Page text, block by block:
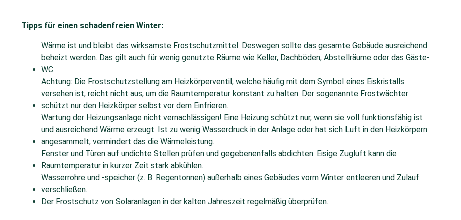
Tipps für einen schadenfreien Winter:
Wärme ist und bleibt das wirksamste Frostschutzmittel. Deswegen sollte das gesamte Gebäude ausreichend
beheizt werden. Das gilt auch für wenig genutzte Räume wie Keller, Dachböden, Abstellräume oder das Gäste-
WC.
Achtung: Die Frostschutzstellung am Heizkörperventil, welche häufig mit dem Symbol eines Eiskristalls
versehen ist, reicht nicht aus, um die Raumtemperatur konstant zu halten. Der sogenannte Frostwächter
schützt nur den Heizkörper selbst vor dem Einfrieren.
Wartung der Heizungsanlage nicht vernachlässigen! Eine Heizung schützt nur, wenn sie voll funktionsfähig ist
und ausreichend Wärme erzeugt. Ist zu wenig Wasserdruck in der Anlage oder hat sich Luft in den Heizkörpern
angesammelt, vermindert das die Wärmeleistung.
Fenster und Türen auf undichte Stellen prüfen und gegebenenfalls abdichten. Eisige Zugluft kann die
Raumtemperatur in kurzer Zeit stark abkühlen.
Wasserrohre und -speicher (z. B. Regentonnen) außerhalb eines Gebäudes vorm Winter entleeren und Zulauf
verschließen.
Der Frostschutz von Solaranlagen in der kalten Jahreszeit regelmäßig überprüfen.